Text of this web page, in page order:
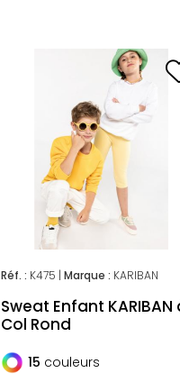
Réf. : K475 | Marque : KARIBAN
Sweat Enfant KARIBAN
Col Rond
15 couleurs